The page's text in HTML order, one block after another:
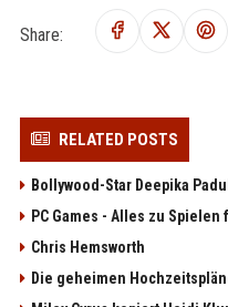
Share:
RELATED POSTS
Bollywood-Star Deepika
PC Games - Alles zu
Chris Hemsworth
Die geheimen